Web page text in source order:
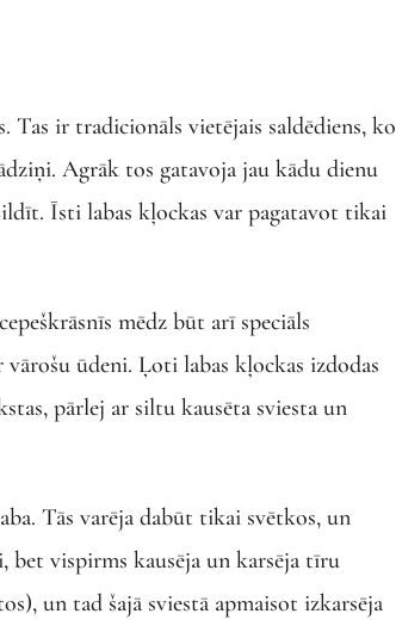
Tas ir tradicionāls vietējais saldēdiens, ko
Agrāk tos gatavoja jau kādu dienu
Īsti labas kļockas var pagatavot tikai
mēdz būt arī speciāls
ūdeni. Ļoti labas kļockas izdodas
pārlej ar siltu kausēta sviesta un
Tās varēja dabūt tikai svētkos, un
bet vispirms kausēja un karsēja tīru
un tad šajā sviestā apmaisot izkarsēja